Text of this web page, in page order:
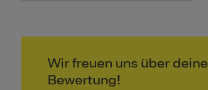
Wir freuen uns über deine
Bewertung!